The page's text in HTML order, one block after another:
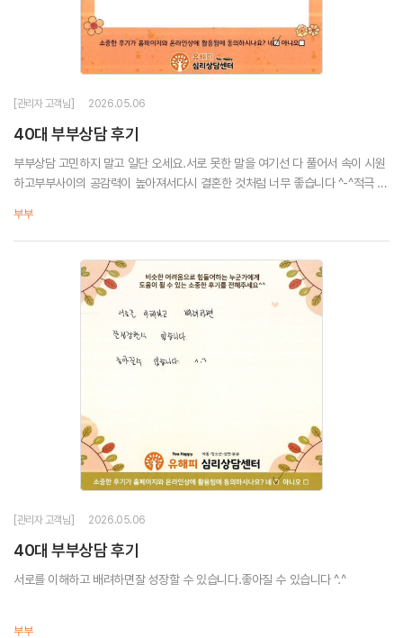
[관리자 고객님] 2026.05.06
40대 부부상담 후기
부부상담 고민하지 말고 일단 오세요.서로 못한 말을 여기선 다 풀어서 속이 시원
하고부부사이의 공감력이 높아져서다시 결혼한 것처럼 너무 좋습니다 ^-^적극 추
부부
[관리자 고객님] 2026.05.06
40대 부부상담 후기
서로를 이해하고 배려하면잘 성장할 수 있습니다.좋아질 수 있습니다 ^.^
부부